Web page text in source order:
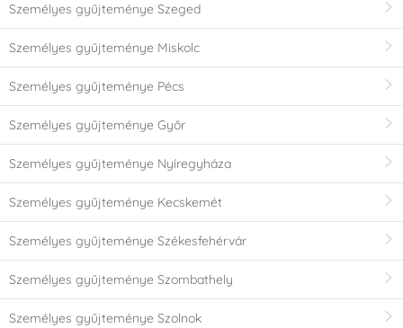
Személyes gyűjteménye Szeged
Személyes gyűjteménye Miskolc
Személyes gyűjteménye Pécs
Személyes gyűjteménye Győr
Személyes gyűjteménye Nyíregyháza
Személyes gyűjteménye Kecskemét
Személyes gyűjteménye Székesfehérvár
Személyes gyűjteménye Szombathely
Személyes gyűjteménye Szolnok